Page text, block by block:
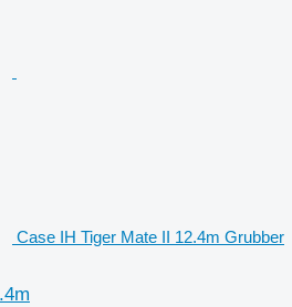
Case IH Tiger Mate II 12.4m Grubber